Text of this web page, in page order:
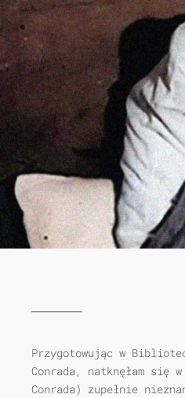
Przygotowując w
Conrada, natknęłam się
Conrada) zupełnie